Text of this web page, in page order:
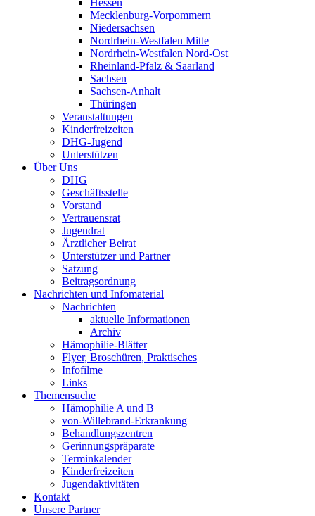
Mecklenburg-Vorpommern
Niedersachsen
Nordrhein-Westfalen Mitte
Nordrhein-Westfalen Nord-Ost
Rheinland-Pfalz & Saarland
Sachsen
Sachsen-Anhalt
Thüringen
Veranstaltungen
Kinderfreizeiten
DHG-Jugend
Unterstützen
Über Uns
DHG
Geschäftsstelle
Vorstand
Vertrauensrat
Jugendrat
Ärztlicher Beirat
Unterstützer und Partner
Satzung
Beitragsordnung
Nachrichten und Infomaterial
Nachrichten
aktuelle Informationen
Archiv
Hämophilie-Blätter
Flyer, Broschüren, Praktisches
Infofilme
Links
Themensuche
Hämophilie A und B
von-Willebrand-Erkrankung
Behandlungszentren
Gerinnungspräparate
Terminkalender
Kinderfreizeiten
Jugendaktivitäten
Kontakt
Unsere Partner